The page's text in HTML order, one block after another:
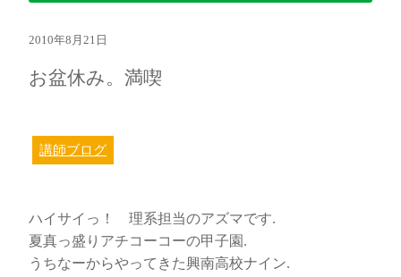
2010年8月21日
お盆休み。満喫
講師ブログ
ハイサイっ！ 理系担当のアズマです.
夏真っ盛りアチコーコーの甲子園.
うちなーからやってきた興南高校ナイン.